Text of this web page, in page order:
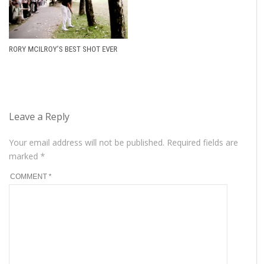
RORY MCILROY’S BEST SHOT EVER
Leave a Reply
Your email address will not be published. Required fields are
marked *
COMMENT *